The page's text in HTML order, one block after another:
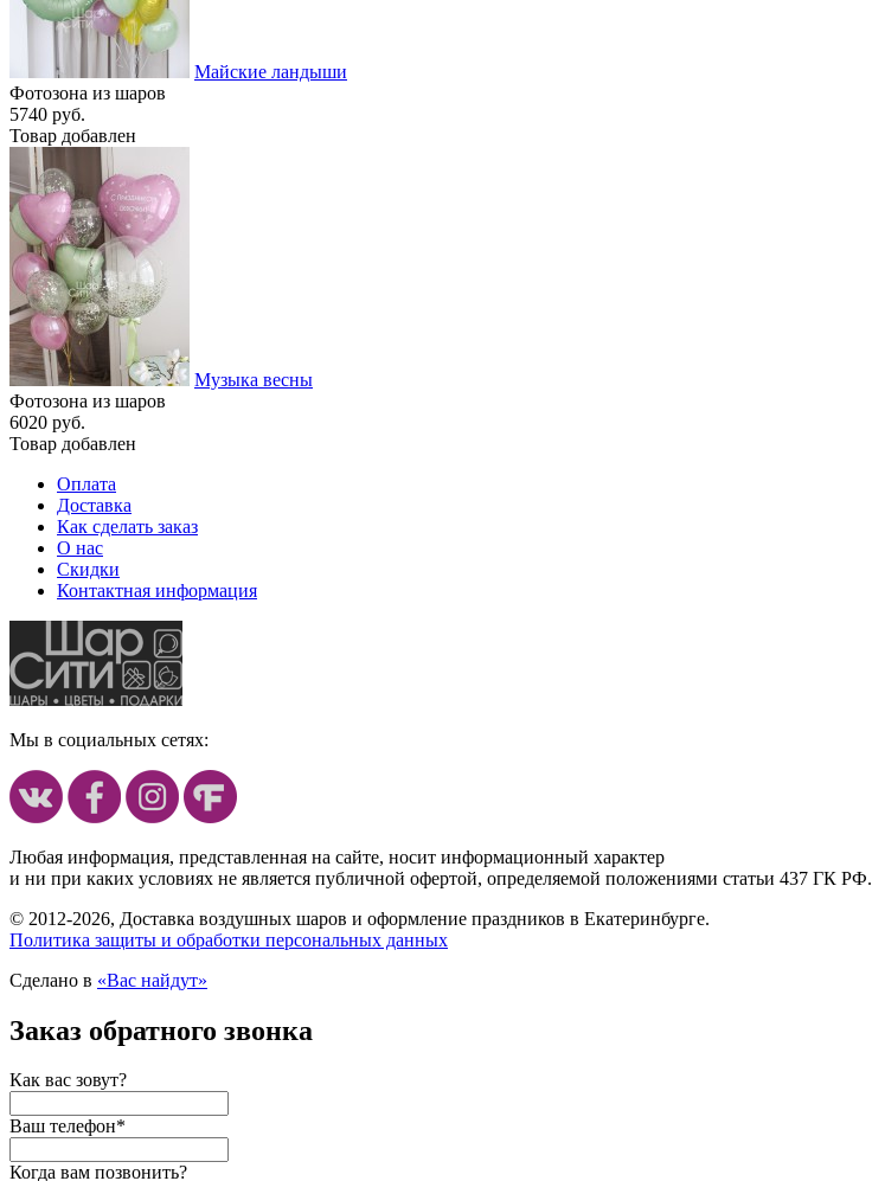
Майские ландыши
Фотозона из шаров
5740 руб.
Товар добавлен
Музыка весны
Фотозона из шаров
6020 руб.
Товар добавлен
Оплата
Доставка
Как сделать заказ
О нас
Скидки
Контактная информация
Мы в социальных сетях:
Любая информация, представленная на сайте, носит информационный характер
и ни при каких условиях не является публичной офертой, определяемой положениями статьи 437 ГК РФ.
© 2012-2026, Доставка воздушных шаров и оформление праздников в Екатеринбурге.
Политика защиты и обработки персональных данных
Сделано в «Вас найдут»
Заказ обратного звонка
Как вас зовут?
Ваш телефон*
Когда вам позвонить?